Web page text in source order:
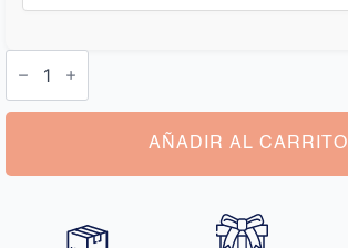
Llavero
Personalizado
con
Nombre
AÑADIR AL CARRITO